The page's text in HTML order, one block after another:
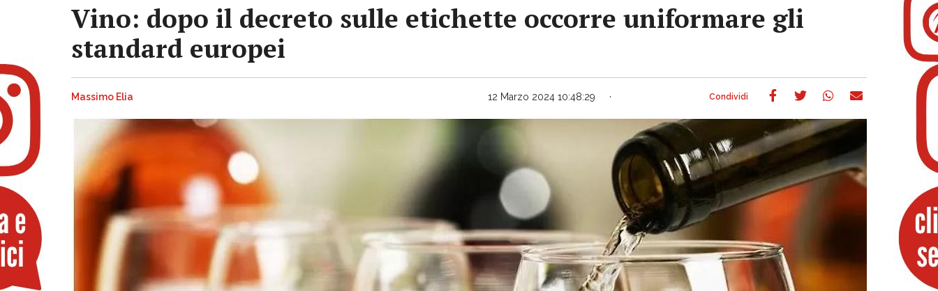
Vino: dopo il decreto sulle etichette occorre uniformare gli
standard europei
Massimo Elia 12 Marzo 2024 10:48:29